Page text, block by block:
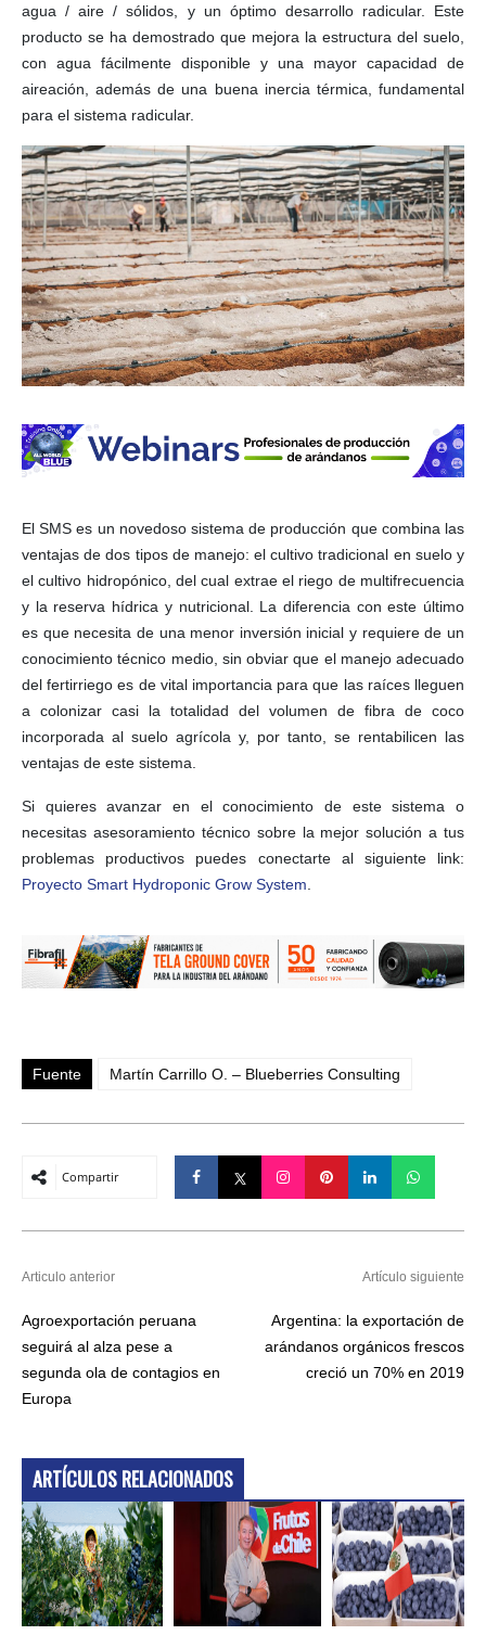
agua / aire / sólidos, y un óptimo desarrollo radicular. Este
producto se ha demostrado que mejora la estructura del suelo,
con agua fácilmente disponible y una mayor capacidad de
aireación, además de una buena inercia térmica, fundamental
para el sistema radicular.
El SMS es un novedoso sistema de producción que combina las
ventajas de dos tipos de manejo: el cultivo tradicional en suelo y
el cultivo hidropónico, del cual extrae el riego de multifrecuencia
y la reserva hídrica y nutricional. La diferencia con este último
es que necesita de una menor inversión inicial y requiere de un
conocimiento técnico medio, sin obviar que el manejo adecuado
del fertirriego es de vital importancia para que las raíces lleguen
a colonizar casi la totalidad del volumen de fibra de coco
incorporada al suelo agrícola y, por tanto, se rentabilicen las
ventajas de este sistema.
Si quieres avanzar en el conocimiento de este sistema o
necesitas asesoramiento técnico sobre la mejor solución a tus
problemas productivos puedes conectarte al siguiente link:
Proyecto Smart Hydroponic Grow System
Fuente Martín Carrillo O. – Blueberries Consulting
Compartir
Articulo anterior
Agroexportación peruana
seguirá al alza pese a
segunda ola de contagios en
Europa
Artículo siguiente
Argentina: la exportación de
arándanos orgánicos frescos
creció un 70% en 2019
ARTÍCULOS RELACIONADOS